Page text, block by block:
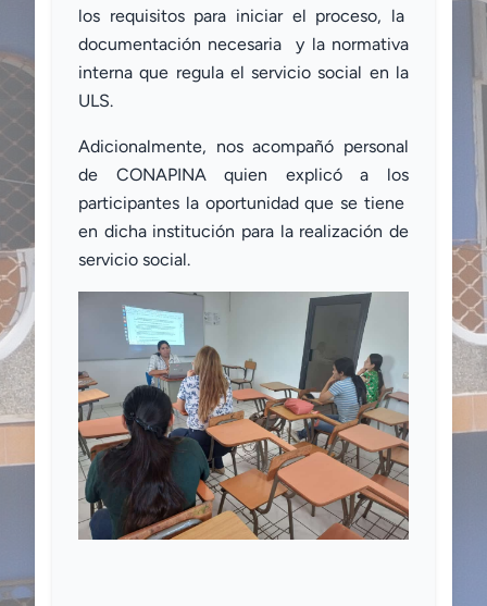
los requisitos para iniciar el proceso, la
documentación necesaria y la normativa
interna que regula el servicio social en la
ULS.
Adicionalmente, nos acompañó personal
de CONAPINA quien explicó a los
participantes la oportunidad que se tiene
en dicha institución para la realización de
servicio social.